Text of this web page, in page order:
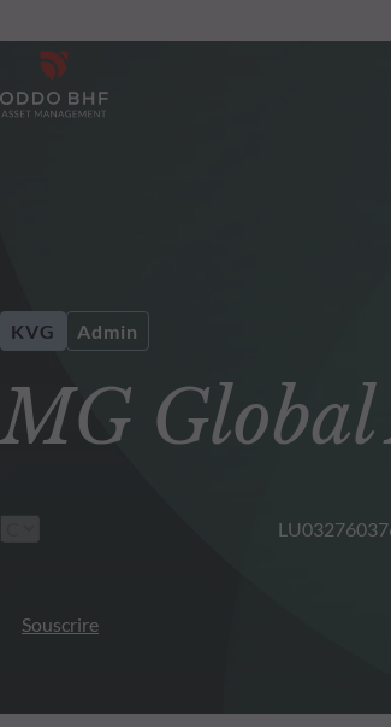
MG
KVG Admin
Souscrire